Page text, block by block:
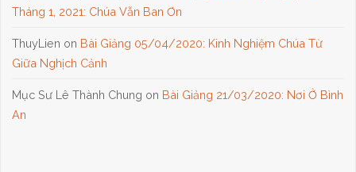
Tháng 1, 2021: Chúa Vẫn Ban Ơn
ThuyLien on Bài Giảng 05/04/2020: Kinh Nghiệm Chúa Từ
Giữa Nghịch Cảnh
Mục Sư Lê Thành Chung on Bài Giảng 21/03/2020: Nơi Ở Bình
An